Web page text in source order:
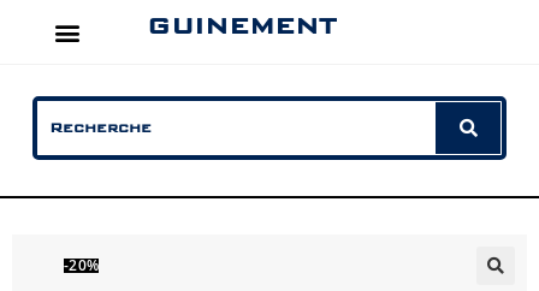
GUINEMENT
-20%